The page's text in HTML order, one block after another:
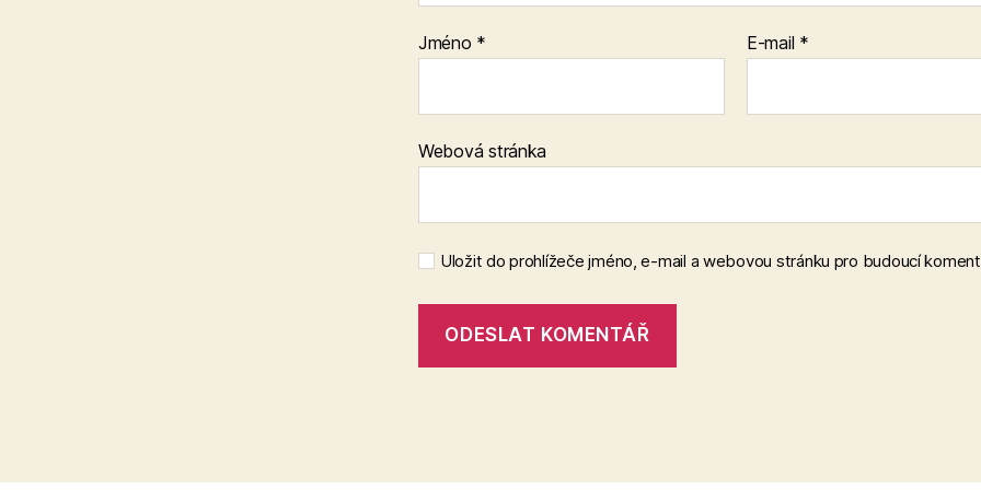
Jméno * E-mail *
Webová stránka
Uložit do prohlížeče jméno, e-mail a webovou stránku pro budoucí